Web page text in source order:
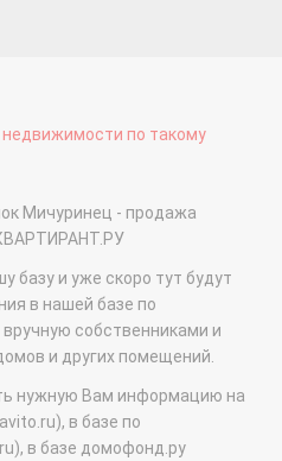
по такому
Мичуринец - продажа
базу и уже скоро тут будут
в нашей базе по
собственниками и
и других помещений.
нужную Вам информацию на
в базе по
в базе домофонд.ру